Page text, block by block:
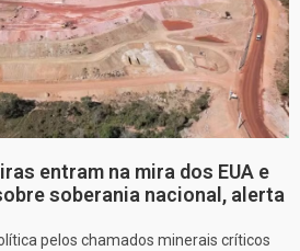
entram na mira dos EUA e
soberania nacional, alerta
pelos chamados minerais críticos